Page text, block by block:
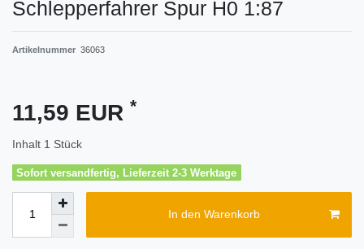
Schlepperfahrer Spur H0 1:87
Artikelnummer 36063
11,59 EUR *
Inhalt 1 Stück
Sofort versandfertig, Lieferzeit 2-3 Werktage
In den Warenkorb